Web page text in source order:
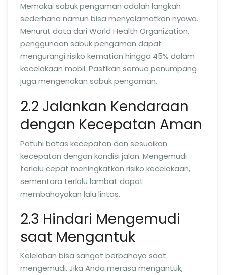
Memakai sabuk pengaman adalah langkah
sederhana namun bisa menyelamatkan nyawa.
Menurut data dari World Health Organization,
penggunaan sabuk pengaman dapat
mengurangi risiko kematian hingga 45% dalam
kecelakaan mobil. Pastikan semua penumpang
juga mengenakan sabuk pengaman.
2.2 Jalankan Kendaraan
dengan Kecepatan Aman
Patuhi batas kecepatan dan sesuaikan
kecepatan dengan kondisi jalan. Mengemudi
terlalu cepat meningkatkan risiko kecelakaan,
sementara terlalu lambat dapat
membahayakan lalu lintas.
2.3 Hindari Mengemudi
saat Mengantuk
Kelelahan bisa sangat berbahaya saat
mengemudi. Jika Anda merasa mengantuk,